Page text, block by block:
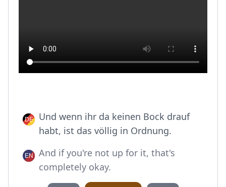
Und wenn ihr da keinen Bock drauf
habt, ist das völlig in Ordnung.
And if you're not up for it, that's
completely okay.